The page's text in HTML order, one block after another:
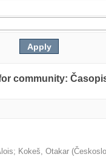
community:
; Kokeš, Otakar (